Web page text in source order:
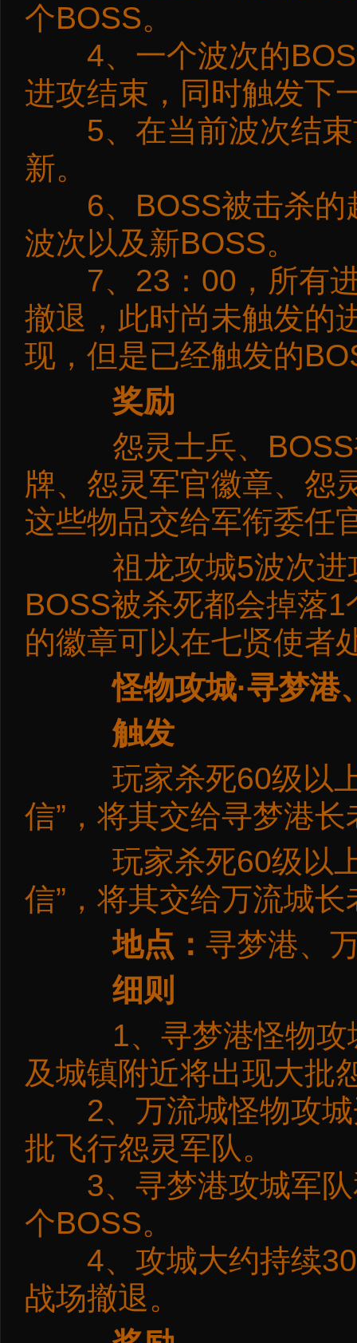
个BOSS。
4、一个波次的
进攻结束，同时触发下
5、在当前波次结束
新。
6、BOSS被击杀的
波次以及新BOSS。
7、23：00，所有进
撤退，此时尚未触发的
现，但是已经触发的
奖励
怨灵士兵、BOSS
牌、怨灵军官徽章、怨
这些物品交给军衔委任
祖龙攻城5波次进
BOSS被杀死都会掉落
的徽章可以在七贤使者
怪物攻城·寻梦港
触发
玩家杀死60级以上
信”，将其交给寻梦港
玩家杀死60级以上
信”，将其交给万流城
地点： 寻梦港、
细则
1、寻梦港怪物攻
及城镇附近将出现大批
2、万流城怪物攻城
批飞行怨灵军队。
3、寻梦港攻城军队
个BOSS。
4、攻城大约持续30
战场撤退。